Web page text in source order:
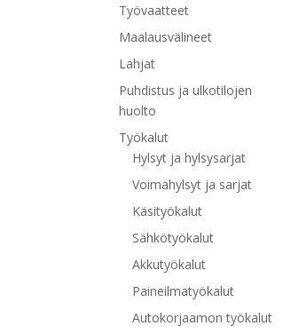
Työvaatteet
Maalausvälineet
Lahjat
Puhdistus ja ulkotilojen
huolto
Työkalut
Hylsyt ja hylsysarjat
Voimahylsyt ja sarjat
Käsityökalut
Sähkötyökalut
Akkutyökalut
Paineilmatyökalut
Autokorjaamon työkalut